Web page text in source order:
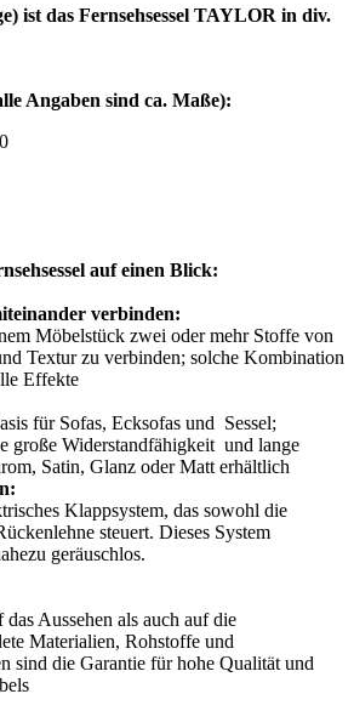
ist das Fernsehsessel TAYLOR in div.
Angaben sind ca. Maße):
auf einen Blick:
verbinden:
Möbelstück zwei oder mehr Stoffe von
Textur zu verbinden; solche Kombination
Effekte
für Sofas, Ecksofas und Sessel;
große Widerstandfähigkeit und lange
Satin, Glanz oder Matt erhältlich
Klappsystem, das sowohl die
steuert. Dieses System
geräuschlos.
Aussehen als auch auf die
Materialien, Rohstoffe und
sind die Garantie für hohe Qualität und